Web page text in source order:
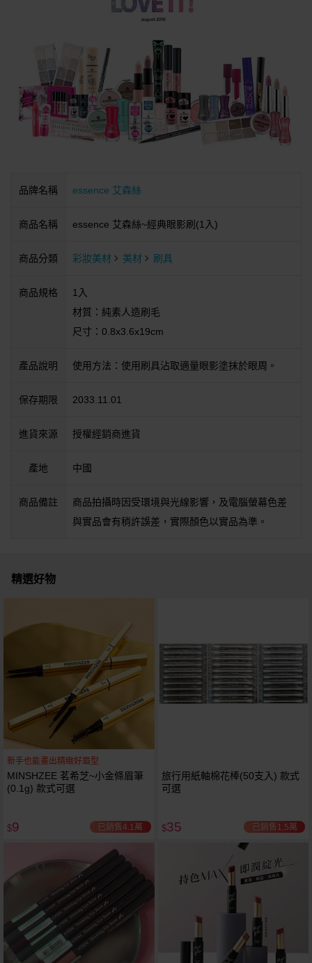
品牌名稱 essence 艾森絲
商品名稱 essence 艾森絲~經典眼影刷(1入)
商品分類 彩妝美材 美材 刷具
商品規格
1入
材質：純素人造刷毛
尺寸：0.8x3.6x19cm
產品說明 使用方法：使用刷具沾取適量眼影塗抹於眼周。
保存期限 2033.11.01
進貨來源 授權經銷商進貨
產地 中國
商品備註
商品拍攝時因受環境與光線影響，及電腦螢幕色差
與實品會有稍許誤差，實際顏色以實品為準。
精選好物
新手也能畫出精緻好眉型
MINSHZEE 茗希芝~小金條眉筆
(0.1g) 款式可選
$9 已銷售4.1萬
旅行用紙軸棉花棒(50支入) 款式
可選
$35 已銷售1.5萬